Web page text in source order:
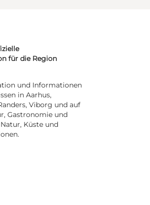
für die Region
und Informationen
in Aarhus,
Viborg und auf
Gastronomie und
Küste und